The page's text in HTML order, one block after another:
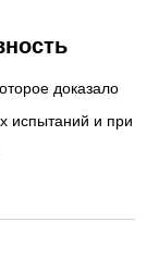
доказало
испытаний и при